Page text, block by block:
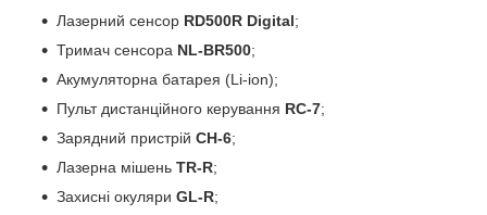
Лазерний сенсор RD500R Digital;
Тримач сенсора NL-BR500;
Акумуляторна батарея (Li-ion);
Пульт дистанційного керування RC-7;
Зарядний пристрій CH-6;
Лазерна мішень TR-R;
Захисні окуляри GL-R;